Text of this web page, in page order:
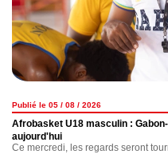
Publié le 05 / 08 / 2026
Afrobasket U18 masculin :
aujourd'hui
Ce mercredi, les regards seront